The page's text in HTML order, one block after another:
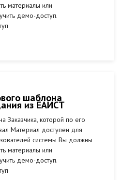
материалы или
демо-доступ.
шаблона
из ЕАИСТ
Заказчика, которой по его
Материал доступен для
системы Вы должны
материалы или
демо-доступ.